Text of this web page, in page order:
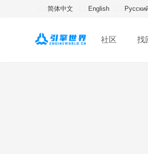
简体中文 English
社区 找